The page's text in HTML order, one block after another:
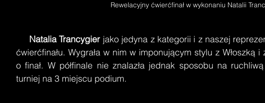
Rewelacyjny ćwierćfinał w wykonaniu Natalii
     Natalia Trancygier
jako jedyna z kategorii i z naszej
ćwierćfinału. Wygrała w nim w imponującym stylu z Włoszką
o finał. W półfinale nie znalazła jednak sposobu na
turniej na 3 miejscu podium.